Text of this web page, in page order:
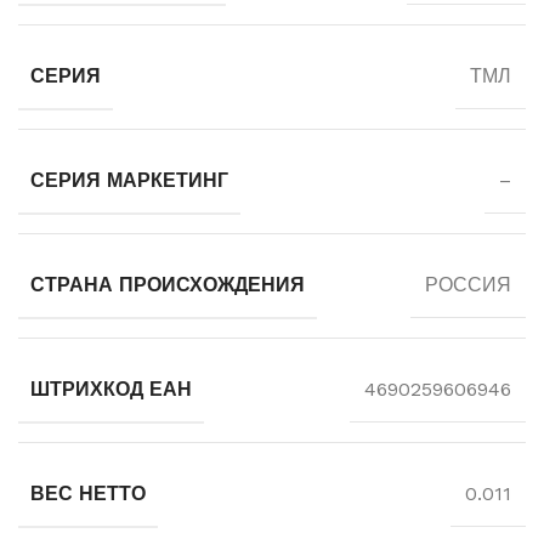
СЕРИЯ ТМЛ
СЕРИЯ МАРКЕТИНГ –
СТРАНА ПРОИСХОЖДЕНИЯ РОССИЯ
ШТРИХКОД ЕАН 4690259606946
ВЕС НЕТТО 0.011